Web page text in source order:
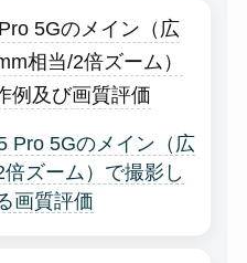
5Gのメイン（広
相当/2倍ズーム）
例及び画質評価
Pro 5Gのメイン（広
ズーム）で撮影し
画質評価